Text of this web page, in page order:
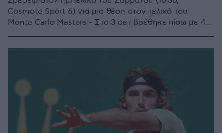
Cosmote Sport 6) για μια θέση στον τελικό του
Monte Carlo Masters - Στο 3 σετ βρέθηκε πίσω με 4-0